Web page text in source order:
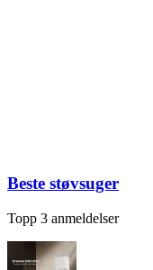
Beste støvsuger
Topp 3 anmeldelser